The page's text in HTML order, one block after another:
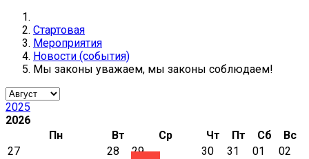
Стартовая
Мероприятия
Новости (события)
Мы законы уважаем, мы законы соблюдаем!
2025
2026
Пн
Вт Ср Чт Пт Сб
Вс
27
28 29 30 31 01 02